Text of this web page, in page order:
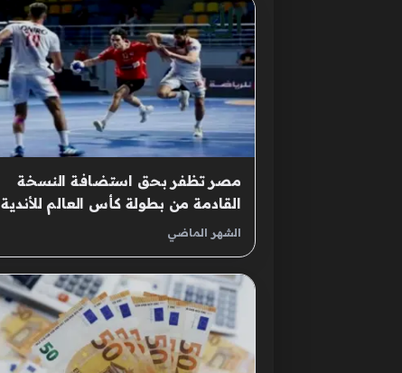
مصر تظفر بحق استضافة النسخة
القادمة من بطولة كأس العالم للأندية
لكرة اليد
الشهر الماضي